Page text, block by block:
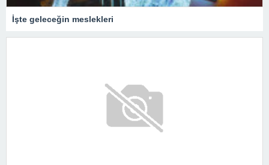
İşte geleceğin meslekleri